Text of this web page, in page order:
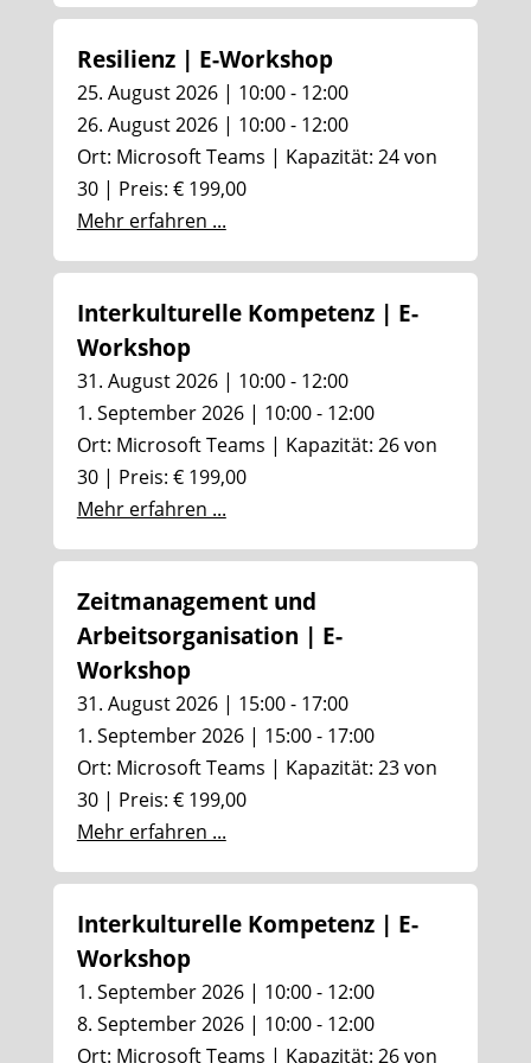
Resilienz | E-Workshop
25. August 2026 | 10:00 - 12:00
26. August 2026 | 10:00 - 12:00
Ort: Microsoft Teams | Kapazität: 24 von
30 | Preis: € 199,00
Mehr erfahren ...
Interkulturelle Kompetenz | E-
Workshop
31. August 2026 | 10:00 - 12:00
1. September 2026 | 10:00 - 12:00
Ort: Microsoft Teams | Kapazität: 26 von
30 | Preis: € 199,00
Mehr erfahren ...
Zeitmanagement und
Arbeitsorganisation | E-
Workshop
31. August 2026 | 15:00 - 17:00
1. September 2026 | 15:00 - 17:00
Ort: Microsoft Teams | Kapazität: 23 von
30 | Preis: € 199,00
Mehr erfahren ...
Interkulturelle Kompetenz | E-
Workshop
1. September 2026 | 10:00 - 12:00
8. September 2026 | 10:00 - 12:00
Ort: Microsoft Teams | Kapazität: 26 von